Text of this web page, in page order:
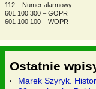
112 – Numer alarmowy
601 100 300 – GOPR
601 100 100 – WOPR
Ostatnie
Marek Szyryk.